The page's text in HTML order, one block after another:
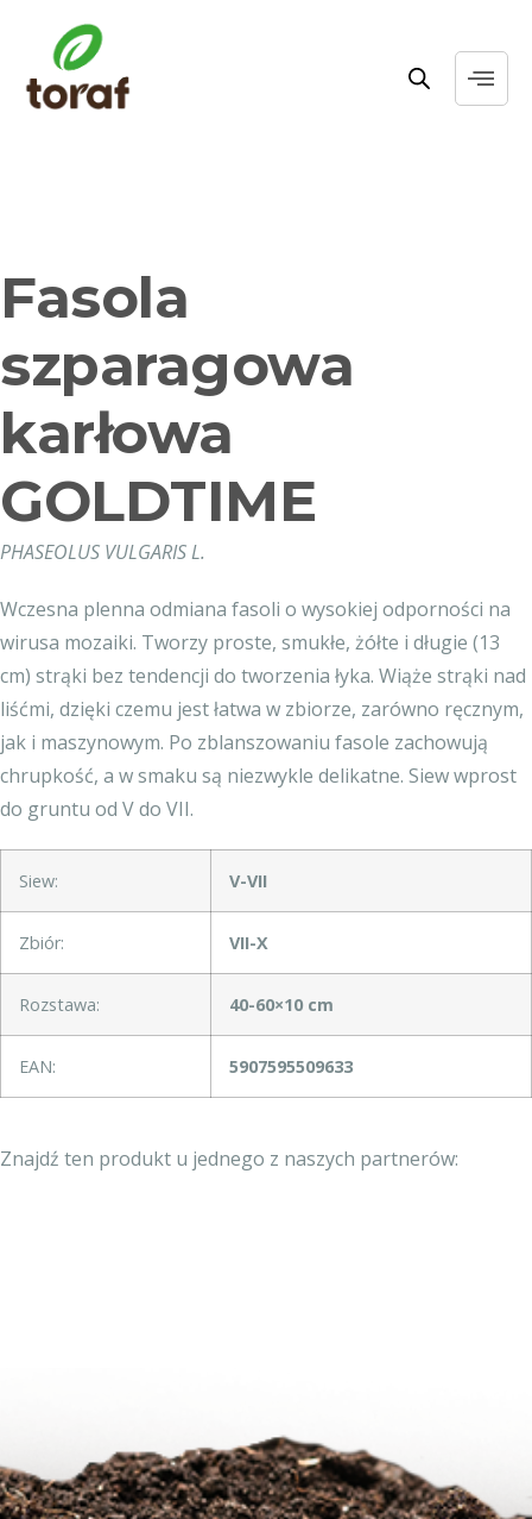
Fasola
szparagowa
karłowa
GOLDTIME
PHASEOLUS VULGARIS L.
Wczesna plenna odmiana fasoli o wysokiej odporności na
wirusa mozaiki. Tworzy proste, smukłe, żółte i długie (13
cm) strąki bez tendencji do tworzenia łyka. Wiąże strąki nad
liśćmi, dzięki czemu jest łatwa w zbiorze, zarówno ręcznym,
jak i maszynowym. Po zblanszowaniu fasole zachowują
chrupkość, a w smaku są niezwykle delikatne. Siew wprost
do gruntu od V do VII.
Siew: V-VII
Zbiór: VII-X
Rozstawa: 40-60×10 cm
EAN: 5907595509633
Znajdź ten produkt u jednego z naszych partnerów: